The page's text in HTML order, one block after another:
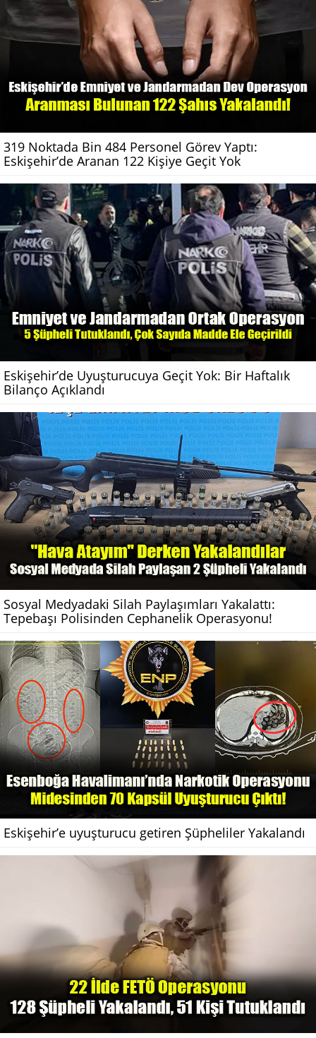
319 Noktada Bin 484 Personel Görev Yaptı:
Eskişehir’de Aranan 122 Kişiye Geçit Yok
Eskişehir’de Uyuşturucuya Geçit Yok: Bir Haftalık
Bilanço Açıklandı
Sosyal Medyadaki Silah Paylaşımları Yakalattı:
Tepebaşı Polisinden Cephanelik Operasyonu!
Eskişehir’e uyuşturucu getiren Şüpheliler Yakalandı